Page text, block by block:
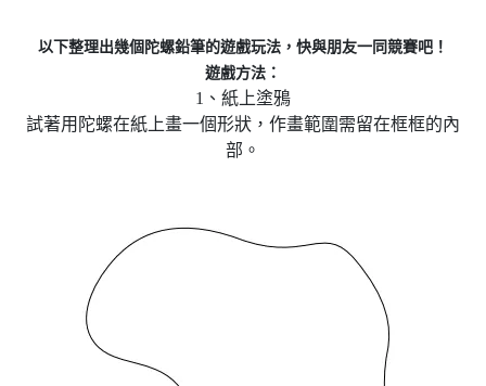
以下整理出幾個陀螺鉛筆的遊戲玩法，快與朋友一同競賽吧！
遊戲方法：
1、紙上塗鴉
試著用陀螺在紙上畫一個形狀，作畫範圍需留在框框的內
部。